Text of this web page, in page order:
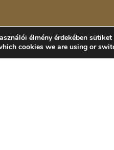
élmény érdekében
cookies we are using or